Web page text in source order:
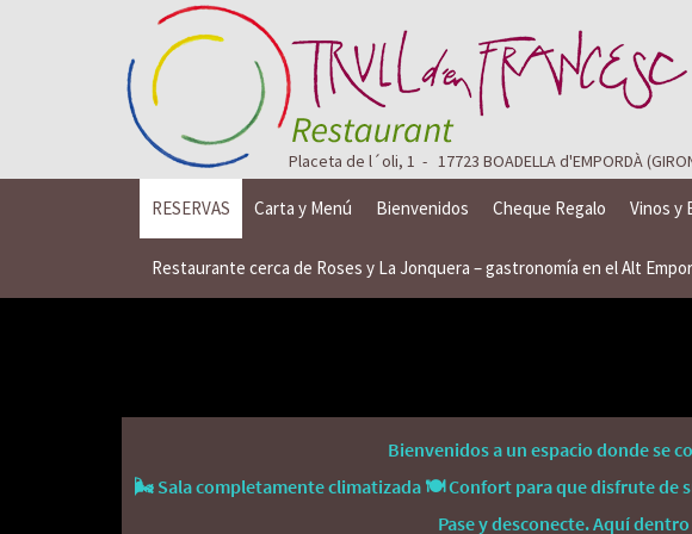
Placeta de l´oli, 1 - 17723 BOADELLA d'EMPORDÀ
RESERVAS Carta y Menú Bienvenidos Cheque Regalo Vinos y
Restaurante cerca de Roses y La Jonquera – gastronomía en el Alt
Bienvenidos a un espacio donde se
🌬️ Sala completamente climatizada 🍽️ Confort para que disfrute de
Pase y desconecte. Aquí